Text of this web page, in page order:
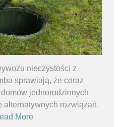
nieczystości z
sprawiają, że coraz
jednorodzinnych
alternatywnych rozwiązań.
More